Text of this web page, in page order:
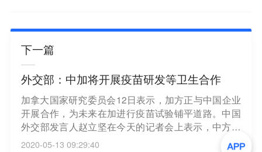
下一篇
外交部：中加将开展疫苗研发等卫生合作
加拿大国家研究委员会12日表示，加方正与中国企业
开展合作，为未来在加进行疫苗试验铺平道路。中国
外交部发言人赵立坚在今天的记者会上表示，中方正
同包括加拿大在内的世界各国积极开展药物及疫苗研
2020-05-13 09:29:40